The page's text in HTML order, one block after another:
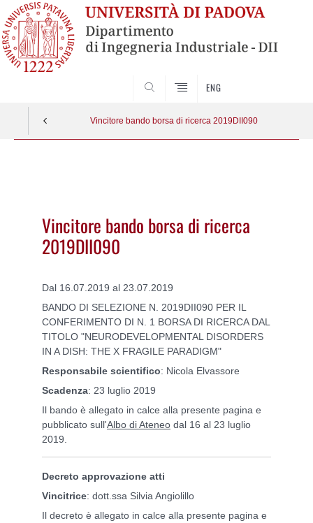
ENG
Vincitore bando borsa di ricerca 2019DII090
Vincitore bando borsa di ricerca
2019DII090
Dal 16.07.2019 al 23.07.2019
BANDO DI SELEZIONE N. 2019DII090 PER IL
CONFERIMENTO DI N. 1 BORSA DI RICERCA DAL
TITOLO "NEURODEVELOPMENTAL DISORDERS
IN A DISH: THE X FRAGILE PARADIGM"
Responsabile scientifico: Nicola Elvassore
Scadenza: 23 luglio 2019
Il bando è allegato in calce alla presente pagina e
pubblicato sull'Albo di Ateneo dal 16 al 23 luglio
2019.
Decreto approvazione atti
Vincitrice: dott.ssa Silvia Angiolillo
Il decreto è allegato in calce alla presente pagina e